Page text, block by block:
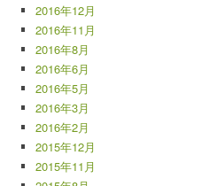
2016年12月
2016年11月
2016年8月
2016年6月
2016年5月
2016年3月
2016年2月
2015年12月
2015年11月